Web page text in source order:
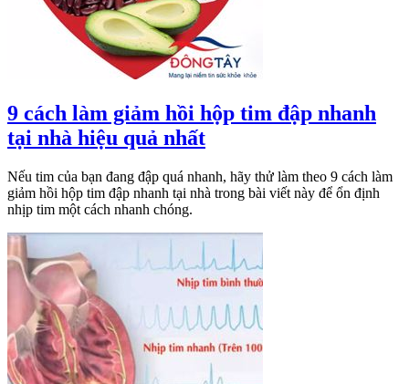
9 cách làm giảm hồi hộp tim đập nhanh
tại nhà hiệu quả nhất
Nếu tim của bạn đang đập quá nhanh, hãy thử làm theo 9 cách làm
giảm hồi hộp tim đập nhanh tại nhà trong bài viết này để ổn định
nhịp tim một cách nhanh chóng.